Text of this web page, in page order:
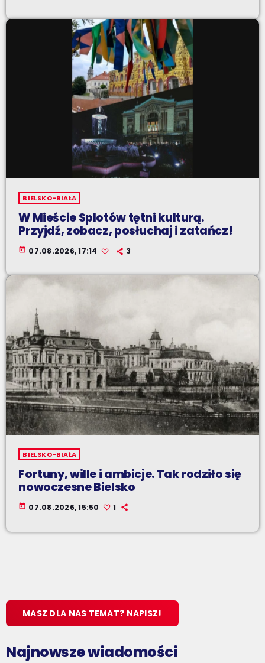
BIELSKO-BIAŁA
W Mieście Splotów tętni kulturą.
Przyjdź, zobacz, posłuchaj i zatańcz!
today 07.08.2026, 17:14 3
BIELSKO-BIAŁA
Fortuny, wille i ambicje. Tak rodziło się
nowoczesne Bielsko
today 07.08.2026, 15:50 1
MASZ DLA NAS TEMAT? NAPISZ!
Najnowsze wiadomości